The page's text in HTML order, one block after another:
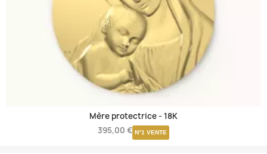
Mère protectrice - 18K
395,00 € N°1 VENTE